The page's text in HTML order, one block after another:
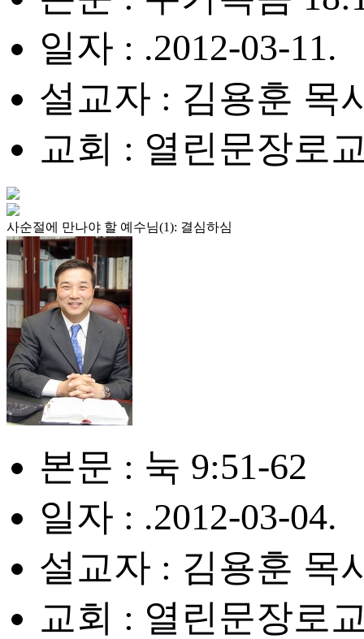
일자 : .2012-03-11.
설교자 : 김용훈 목
교회 : 열린문장로
사순절에 만나야 할 예수님(1): 결심하심
본문 : 눅 9:51-62
일자 : .2012-03-04.
설교자 : 김용훈 목
교회 : 열린문장로